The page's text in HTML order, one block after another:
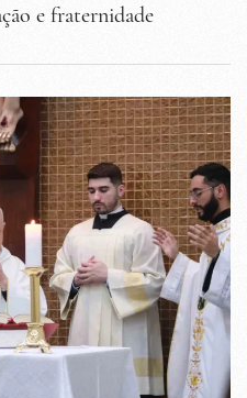
e fraternidade